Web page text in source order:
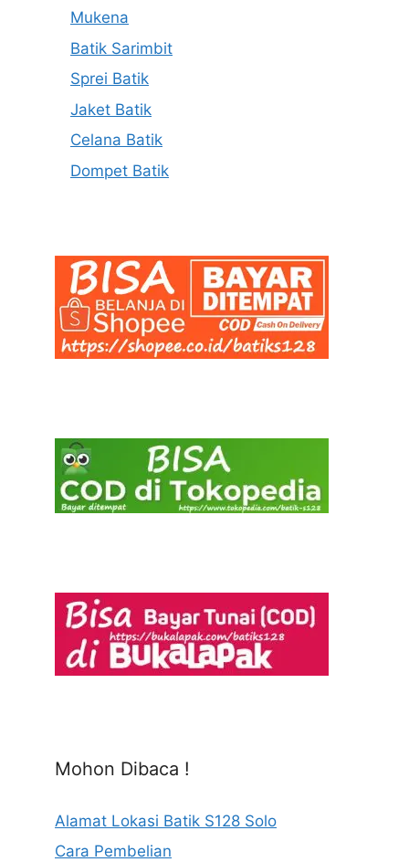
Mukena
Batik Sarimbit
Sprei Batik
Jaket Batik
Celana Batik
Dompet Batik
Mohon Dibaca !
Alamat Lokasi Batik S128 Solo
Cara Pembelian